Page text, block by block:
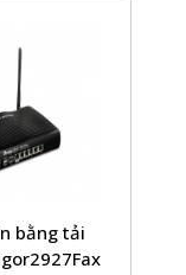
&
bằng tải